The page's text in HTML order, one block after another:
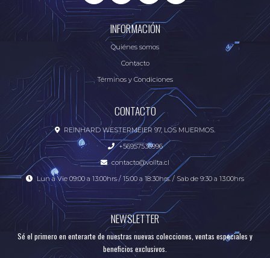
INFORMACIÓN
Quiénes somos
Contacto
Términos y Condiciones
CONTACTO
REINHARD WESTERMEIER 97, LOS MUERMOS.
+56957536996
contacto@vollta.cl
Lun a Vie 09:00 a 13:00hrs / 15:00 a 18:30hrs. / Sab de 9:30 a 13:00hrs
NEWSLETTER
Sé el primero en enterarte de nuestras nuevas colecciones, ventas especiales y
beneficios exclusivos.